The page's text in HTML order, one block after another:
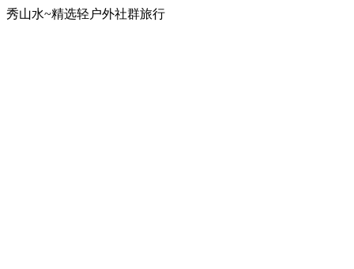
秀山水~精选轻户外社群旅行